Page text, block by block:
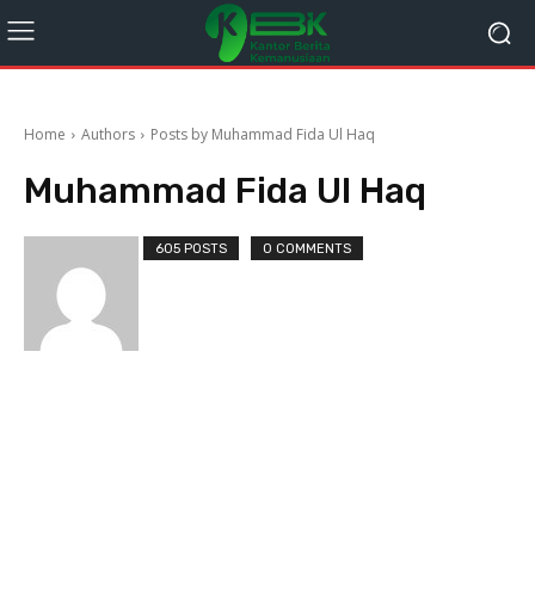
Home Authors Posts by Muhammad Fida Ul Haq
Muhammad Fida Ul Haq
605 POSTS 0 COMMENTS